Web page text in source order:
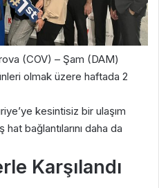
(COV) – Şam (DAM)
olmak üzere haftada 2
kesintisiz bir ulaşım
bağlantılarını daha da
Karşılandı